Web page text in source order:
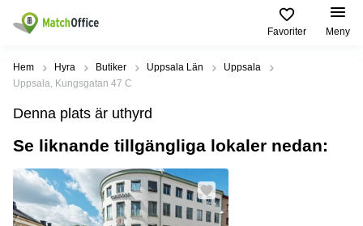
Favoriter Meny
Hyra / hyra ut
Kategorier
Kontor
Kontorshotell
Coworking
space
Populära
Städer
Stockholm
Göteborg
Malmö
Populära
sökningar
Kontorshotell
Stockholm
Hyra lokal
Stockholm
Hjälp
Om oss
Bli hyresvärd
Hem Hyra Butiker Uppsala Län
Uppsala
Uppsala, Kungsgatan 47 C
Denna plats är uthyrd
Se liknande tillgängliga lokaler nedan: